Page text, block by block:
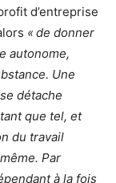
d’entreprise
« de donner
autonome,
Une
détache
que tel, et
du travail
Par
à la fois